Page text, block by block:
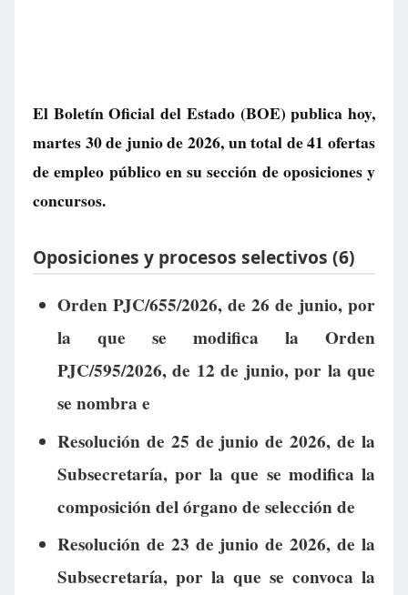
El Boletín Oficial del Estado (BOE) publica hoy,
martes 30 de junio de 2026, un total de41 ofertas
de empleo públicoen su sección de oposiciones y
concursos.
Oposiciones y procesos selectivos (6)
Orden PJC/655/2026, de 26 de junio, por
la que se modifica la Orden
PJC/595/2026, de 12 de junio, por la que
se nombra e
Resolución de 25 de junio de 2026, de la
Subsecretaría, por la que se modifica la
composición del órgano de selección de
Resolución de 23 de junio de 2026, de la
Subsecretaría, por la que se convoca la